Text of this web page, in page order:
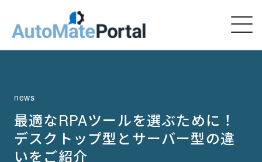
news
最適なRPAツールを選ぶために！
デスクトップ型とサーバー型の違
いをご紹介